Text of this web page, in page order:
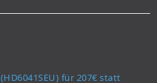
für 207€ statt